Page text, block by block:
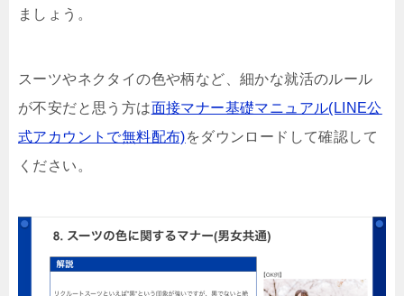
ましょう。
スーツやネクタイの色や柄など、細かな就活のルール
が不安だと思う方は面接マナー基礎マニュアル(LINE公
式アカウントで無料配布)をダウンロードして確認して
ください。